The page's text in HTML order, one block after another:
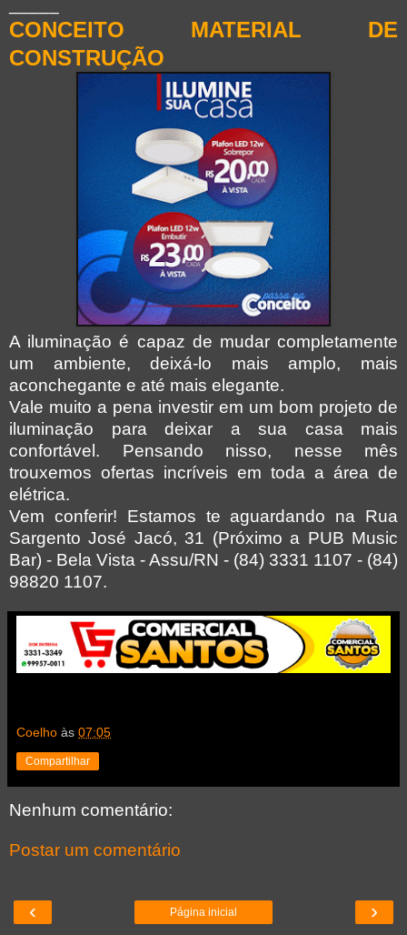
CONCEITO MATERIAL DE
CONSTRUÇÃO
A iluminação é capaz de mudar completamente
um ambiente, deixá-lo mais amplo, mais
aconchegante e até mais elegante.
Vale muito a pena investir em um bom projeto de
iluminação para deixar a sua casa mais
confortável. Pensando nisso, nesse mês
trouxemos ofertas incríveis em toda a área de
elétrica.
Vem conferir! Estamos te aguardando na Rua
Sargento José Jacó, 31 (Próximo a PUB Music
Bar) - Bela Vista - Assu/RN - (84) 3331 1107 - (84)
98820 1107.
Coelho às 07:05
Compartilhar
Nenhum comentário:
Postar um comentário
‹ ›
Página inicial